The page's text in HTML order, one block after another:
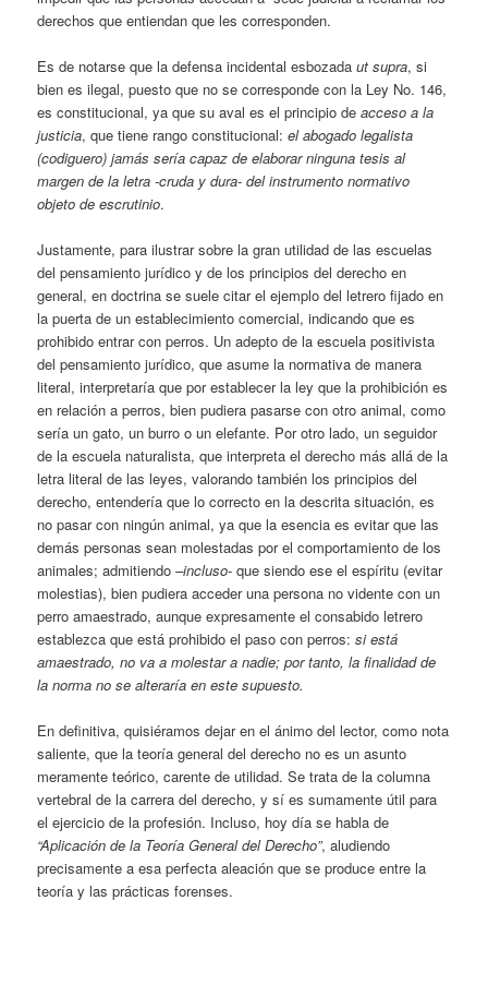
derechos que entiendan que les corresponden.
Es de notarse que la defensa incidental esbozadaut supra, si
bien es ilegal, puesto que no se corresponde con la Ley No. 146,
es constitucional, ya que su aval es el principio deacceso a la
justicia, que tiene rango constitucional:el abogado legalista
(codiguero) jamás sería capaz de elaborar ninguna tesis al
margen de la letra -cruda y dura- del instrumento normativo
objeto de escrutinio.
Justamente, para ilustrar sobre la gran utilidad de las escuelas
del pensamiento jurídico y de los principios del derecho en
general, en doctrina se suele citar el ejemplo del letrero fijado en
la puerta de un establecimiento comercial, indicando que es
prohibido entrar con perros. Un adepto de la escuela positivista
del pensamiento jurídico, que asume la normativa de manera
literal, interpretaría que por establecer la ley que la prohibición es
en relación a perros, bien pudiera pasarse con otro animal, como
sería un gato, un burro o un elefante. Por otro lado, un seguidor
de la escuela naturalista, que interpreta el derecho más allá de la
letra literal de las leyes, valorando también los principios del
derecho, entendería que lo correcto en la descrita situación, es
no pasar con ningún animal, ya que la esencia es evitar que las
demás personas sean molestadas por el comportamiento de los
animales; admitiendo–incluso- que siendo ese el espíritu (evitar
molestias), bien pudiera acceder una persona no vidente con un
perro amaestrado, aunque expresamente el consabido letrero
establezca que está prohibido el paso con perros:si está
amaestrado, no va a molestar a nadie; por tanto, la finalidad de
la norma no se alteraría en este supuesto.
En definitiva, quisiéramos dejar en el ánimo del lector, como nota
saliente, que la teoría general del derecho no es un asunto
meramente teórico, carente de utilidad. Se trata de la columna
vertebral de la carrera del derecho, y sí es sumamente útil para
el ejercicio de la profesión. Incluso, hoy día se habla de
“Aplicación de la Teoría General del Derecho”, aludiendo
precisamente a esa perfecta aleación que se produce entre la
teoría y las prácticas forenses.